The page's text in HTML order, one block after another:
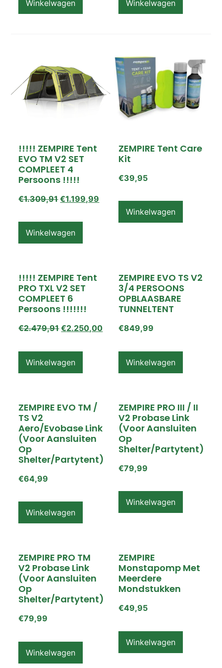
Winkelwagen Winkelwagen
!!!!! ZEMPIRE Tent
EVO TM V2 SET
COMPLEET 4
Persoons !!!!!
€1.309,91 €1.199,99
Winkelwagen
ZEMPIRE Tent Care
Kit
€39,95
Winkelwagen
!!!!! ZEMPIRE Tent
PRO TXL V2 SET
COMPLEET 6
Persoons !!!!!!!
€2.479,91 €2.250,00
Winkelwagen
ZEMPIRE EVO TS V2
3/4 PERSOONS
OPBLAASBARE
TUNNELTENT
€849,99
Winkelwagen
ZEMPIRE EVO TM /
TS V2
Aero/Evobase Link
(voor Aansluiten
Op
Shelter/partytent)
€64,99
Winkelwagen
ZEMPIRE PRO III / II
V2 Probase Link
(voor Aansluiten
Op
Shelter/partytent)
€79,99
Winkelwagen
ZEMPIRE PRO TM
V2 Probase Link
(voor Aansluiten
Op
Shelter/partytent)
€79,99
Winkelwagen
ZEMPIRE
Monstapomp Met
Meerdere
Mondstukken
€49,95
Winkelwagen